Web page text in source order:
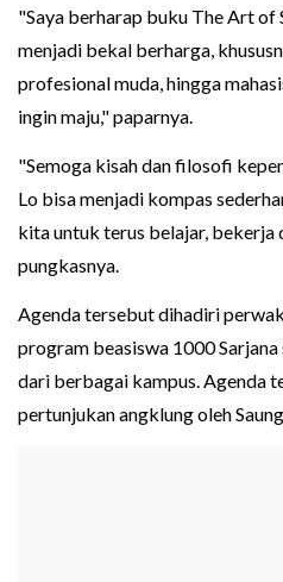
"Saya berharap buku The Art of
menjadi bekal berharga,
profesional muda, hingga
ingin maju," paparnya.
"Semoga kisah dan filosofi
Lo bisa menjadi kompas
kita untuk terus belajar, bekerja
pungkasnya.
Agenda tersebut dihadiri
program beasiswa 1000
dari berbagai kampus. Agenda
pertunjukan angklung oleh